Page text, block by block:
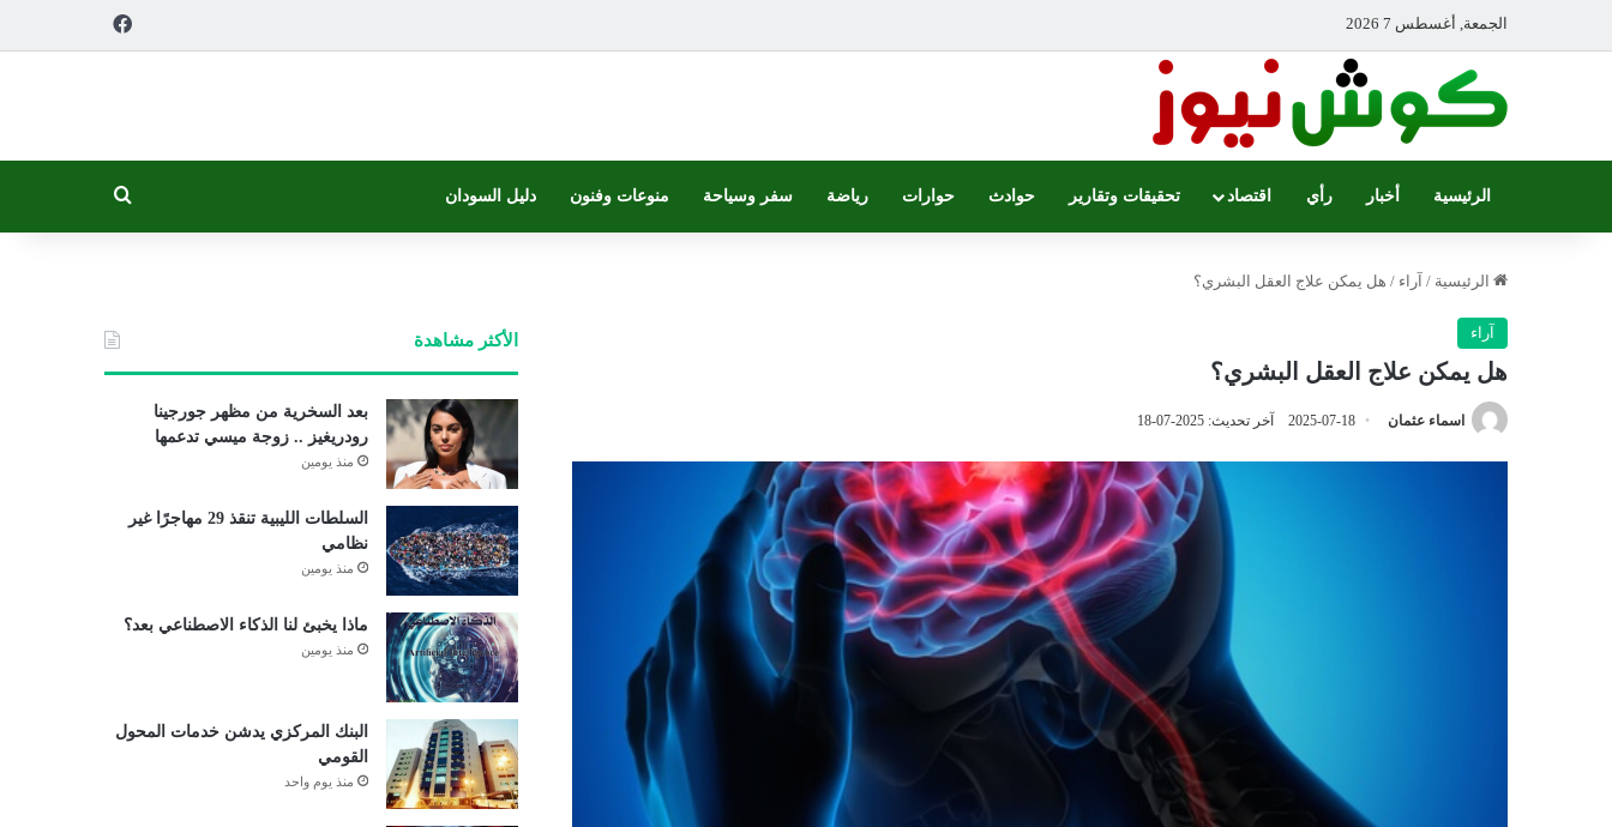
الجمعة, أغسطس 7 2026
الرئيسية أخبار رأي اقتصاد تحقيقات وتقارير حوادث حوارات رياضة سفر وسياحة منوعات وفنون دليل السودان
الرئيسية / آراء / هل يمكن علاج العقل البشري؟
آراء
هل يمكن علاج العقل البشري؟
اسماء عثمان 2025-07-18 آخر تحديث: 2025-07-18
الأكثر مشاهدة
بعد السخرية من مظهر جورجينا
رودريغيز .. زوجة ميسي تدعمها
منذ يومين
السلطات الليبية تنقذ 29 مهاجرًا غير
نظامي
منذ يومين
ماذا يخبئ لنا الذكاء الاصطناعي بعد؟
منذ يومين
البنك المركزي يدشن خدمات المحول
القومي
منذ يوم واحد